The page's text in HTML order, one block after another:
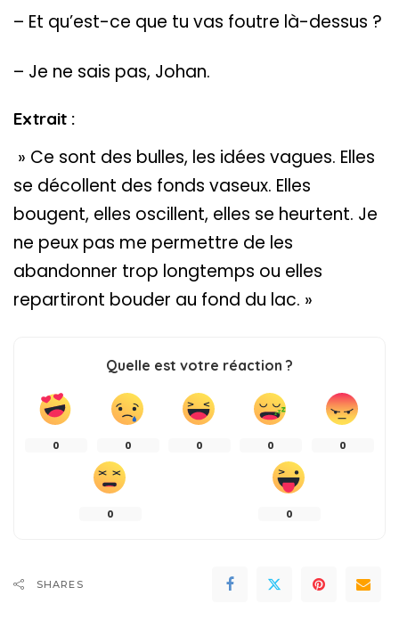
– Et qu’est-ce que tu vas foutre là-dessus ?
– Je ne sais pas, Johan.
Extrait :
» Ce sont des bulles, les idées vagues. Elles
se décollent des fonds vaseux. Elles
bougent, elles oscillent, elles se heurtent. Je
ne peux pas me permettre de les
abandonner trop longtemps ou elles
repartiront bouder au fond du lac. »
Quelle est votre réaction ?
0 0 0 0 0
0 0
SHARES